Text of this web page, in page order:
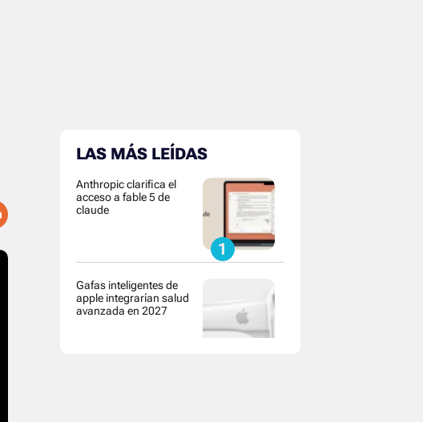
LAS MÁS LEÍDAS
Anthropic clarifica el
acceso a fable 5 de
claude
Gafas inteligentes de
apple integrarían salud
avanzada en 2027